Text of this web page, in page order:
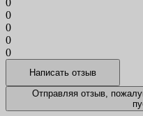
0
0
0
0
Отправляя отзыв,